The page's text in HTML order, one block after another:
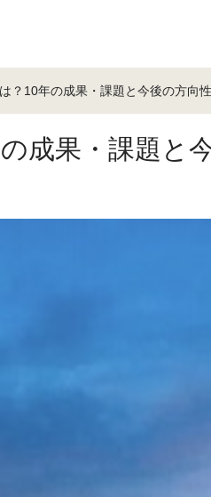
？10年の成果・課題と今後の方向
成果・課題と